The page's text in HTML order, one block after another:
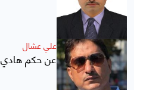
علي عشال
عن حكم هادي